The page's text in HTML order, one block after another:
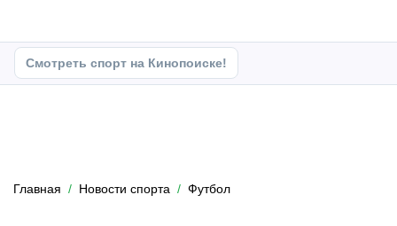
Смотреть спорт на Кинопоиске!
Главная Новости спорта Футбол